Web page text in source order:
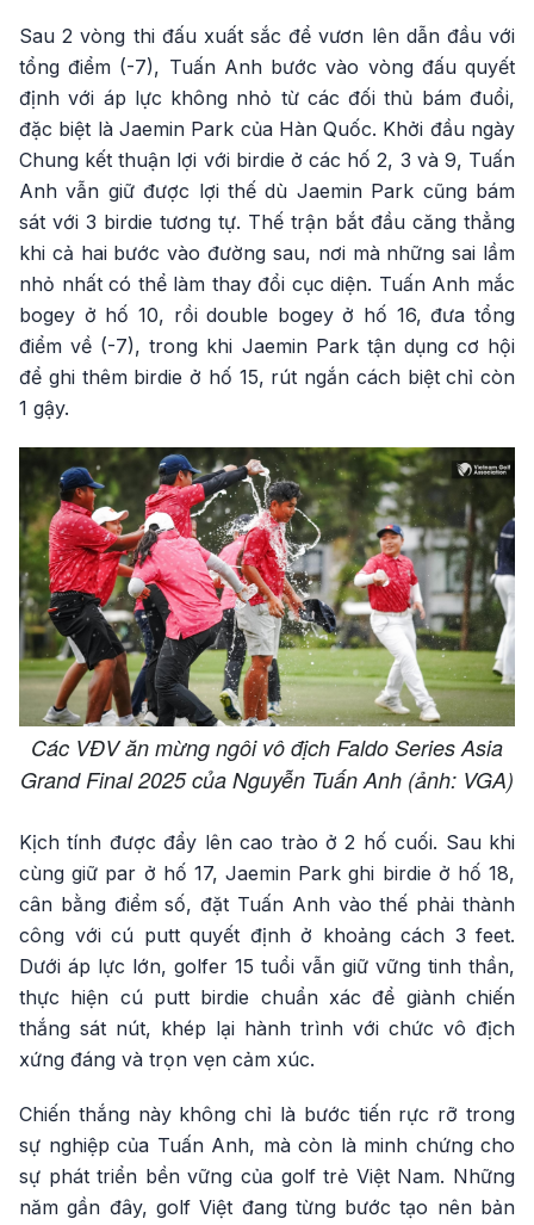
Sau 2 vòng thi đấu xuất sắc để vươn lên dẫn đầu với
tổng điểm (-7), Tuấn Anh bước vào vòng đấu quyết
định với áp lực không nhỏ từ các đối thủ bám đuổi,
đặc biệt là Jaemin Park của Hàn Quốc. Khởi đầu ngày
Chung kết thuận lợi với birdie ở các hố 2, 3 và 9, Tuấn
Anh vẫn giữ được lợi thế dù Jaemin Park cũng bám
sát với 3 birdie tương tự. Thế trận bắt đầu căng thẳng
khi cả hai bước vào đường sau, nơi mà những sai lầm
nhỏ nhất có thể làm thay đổi cục diện. Tuấn Anh mắc
bogey ở hố 10, rồi double bogey ở hố 16, đưa tổng
điểm về (-7), trong khi Jaemin Park tận dụng cơ hội
để ghi thêm birdie ở hố 15, rút ngắn cách biệt chỉ còn
1 gậy.
Các VĐV ăn mừng ngôi vô địch Faldo Series Asia
Grand Final 2025 của Nguyễn Tuấn Anh (ảnh: VGA)
Kịch tính được đẩy lên cao trào ở 2 hố cuối. Sau khi
cùng giữ par ở hố 17, Jaemin Park ghi birdie ở hố 18,
cân bằng điểm số, đặt Tuấn Anh vào thế phải thành
công với cú putt quyết định ở khoảng cách 3 feet.
Dưới áp lực lớn, golfer 15 tuổi vẫn giữ vững tinh thần,
thực hiện cú putt birdie chuẩn xác để giành chiến
thắng sát nút, khép lại hành trình với chức vô địch
xứng đáng và trọn vẹn cảm xúc.
Chiến thắng này không chỉ là bước tiến rực rỡ trong
sự nghiệp của Tuấn Anh, mà còn là minh chứng cho
sự phát triển bền vững của golf trẻ Việt Nam. Những
năm gần đây, golf Việt đang từng bước tạo nên bản